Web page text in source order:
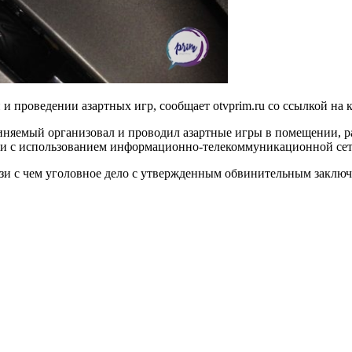
проведении азартных игр, сообщает otvprim.ru со ссылкой на
организовал и проводил азартные игры в
с использованием информационно-телекоммуникационной
с чем уголовное дело с утвержденным обвинительным